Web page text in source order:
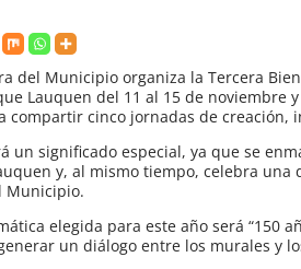
del Municipio organiza la Tercera
Lauquen del 11 al 15 de
compartir cinco jornadas de creación,
un significado especial, ya que se
y, al mismo tiempo, celebra
Municipio.
elegida para este año será “150
un diálogo entre los murales y